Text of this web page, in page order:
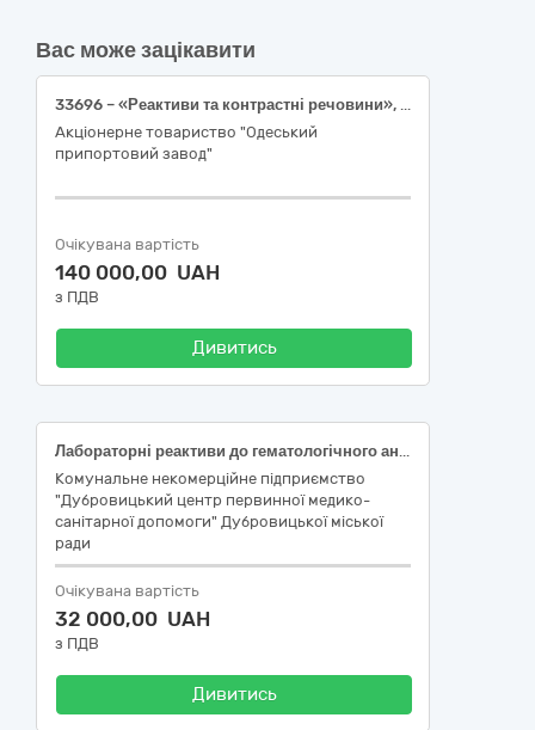
Вас може зацікавити
33696 – «Реактиви та контрастні речовини», 8 найменувань.
Акціонерне товариство "Одеський
припортовий завод"
Очікувана вартість
140 000,00 UAH
з ПДВ
Дивитись
Лабораторні реактиви до гематологічного аналізатора BC-20s Mindray
Комунальне некомерційне підприємство
"Дубровицький центр первинної медико-
санітарної допомоги" Дубровицької міської
ради
Очікувана вартість
32 000,00 UAH
з ПДВ
Дивитись